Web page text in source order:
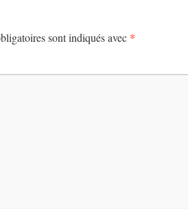
sont indiqués avec *